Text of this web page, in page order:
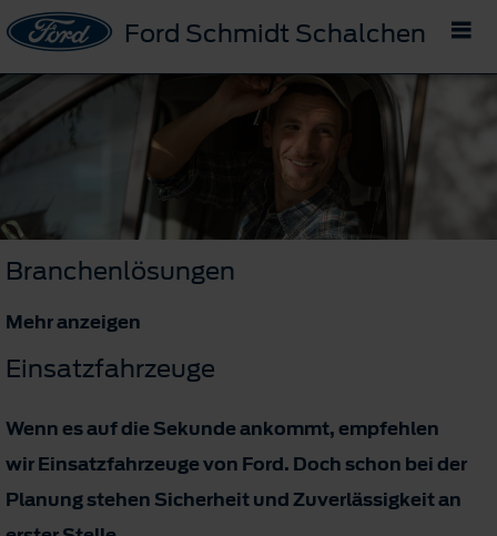
Ford Schmidt Schalchen
Branchenlösungen
Mehr anzeigen
Einsatzfahrzeuge
Wenn es auf die Sekunde ankommt, empfehlen
wir Einsatzfahrzeuge von Ford. Doch schon bei der
Planung stehen Sicherheit und Zuverlässigkeit an